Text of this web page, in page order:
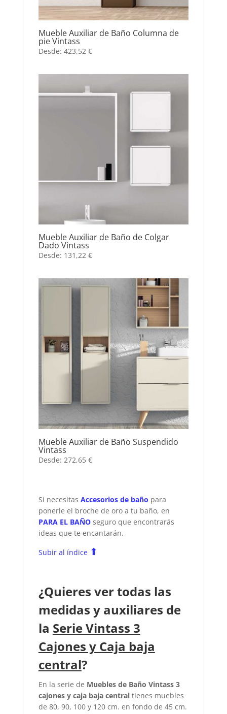
Mueble Auxiliar de Baño Columna de
pie Vintass
Desde: 423,52 €
Mueble Auxiliar de Baño de Colgar
Dado Vintass
Desde: 131,22 €
Mueble Auxiliar de Baño Suspendido
Vintass
Desde: 272,65 €
Si necesitas Accesorios de baño para
ponerle el broche de oro a tu baño, en
PARA EL BAÑOseguro que encontrarás
ideas que te encantarán.
Subir al índice ⬆
¿Quieres ver todas las
medidas y auxiliares de
la Serie Vintass 3
Cajones y Caja baja
central?
En la serie de Muebles de Baño Vintass 3
cajones y caja baja central tienes muebles
de 80, 90, 100 y 120 cm. en fondo de 45 cm.